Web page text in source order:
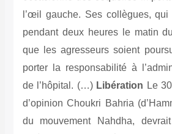
l’œil gauche. Ses collègues,
pendant deux heures le matin
que les agresseurs soient
porter la responsabilité à
de l’hôpital. (…) Libération Le
d’opinion Choukri Bahria
du mouvement Nahdha,